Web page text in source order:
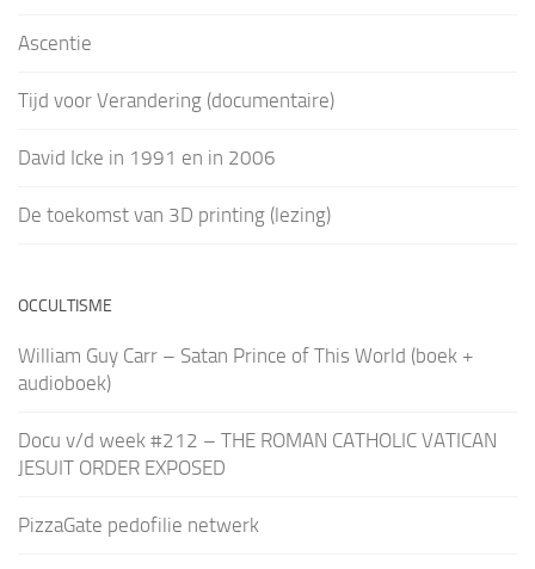
Ascentie
Tijd voor Verandering (documentaire)
David Icke in 1991 en in 2006
De toekomst van 3D printing (lezing)
OCCULTISME
William Guy Carr – Satan Prince of This World (boek +
audioboek)
Docu v/d week #212 – THE ROMAN CATHOLIC VATICAN
JESUIT ORDER EXPOSED
PizzaGate pedofilie netwerk